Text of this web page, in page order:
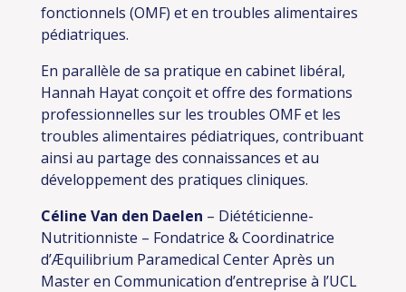
fonctionnels (OMF) et en troubles alimentaires
pédiatriques.
En parallèle de sa pratique en cabinet libéral,
Hannah Hayat conçoit et offre des formations
professionnelles sur les troubles OMF et les
troubles alimentaires pédiatriques, contribuant
ainsi au partage des connaissances et au
développement des pratiques cliniques.
Céline Van den Daelen – Diététicienne-
Nutritionniste – Fondatrice & Coordinatrice
d’Æquilibrium Paramedical CenterAprès un
Master en Communication d’entreprise à l’UCL